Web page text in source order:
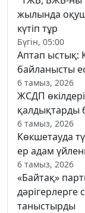
жылында
күтіп тұр
Бүгін, 05:00
Аптап ыстық:
байланысты
6 тамыз, 2026
ЖСДП
қалдықтарды
6 тамыз, 2026
Көкшетауда
ер адам
6 тамыз, 2026
«Байтақ»
таныстырды